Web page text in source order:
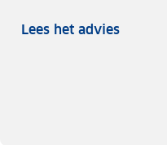
Lees het advies